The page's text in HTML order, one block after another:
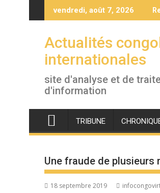
to
vendredi, août 7, 2026
Actualités
internationales
site d'analyse et de
d'information
TRIBUNE
Une fraude de plusieurs
18 septembre 2019